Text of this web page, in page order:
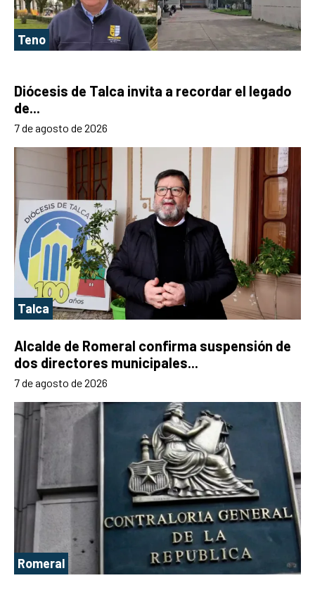
Teno
Diócesis de Talca invita a recordar el legado
de...
7 de agosto de 2026
Talca
Alcalde de Romeral confirma suspensión de
dos directores municipales...
7 de agosto de 2026
Romeral